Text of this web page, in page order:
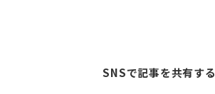
SNSで記事を共有する